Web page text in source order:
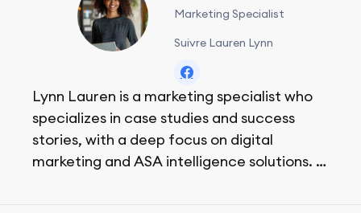
Marketing Specialist
Suivre Lauren Lynn
Lynn Lauren is a marketing specialist who
specializes in case studies and success
stories, with a deep focus on digital
marketing and ASA intelligence solutions.